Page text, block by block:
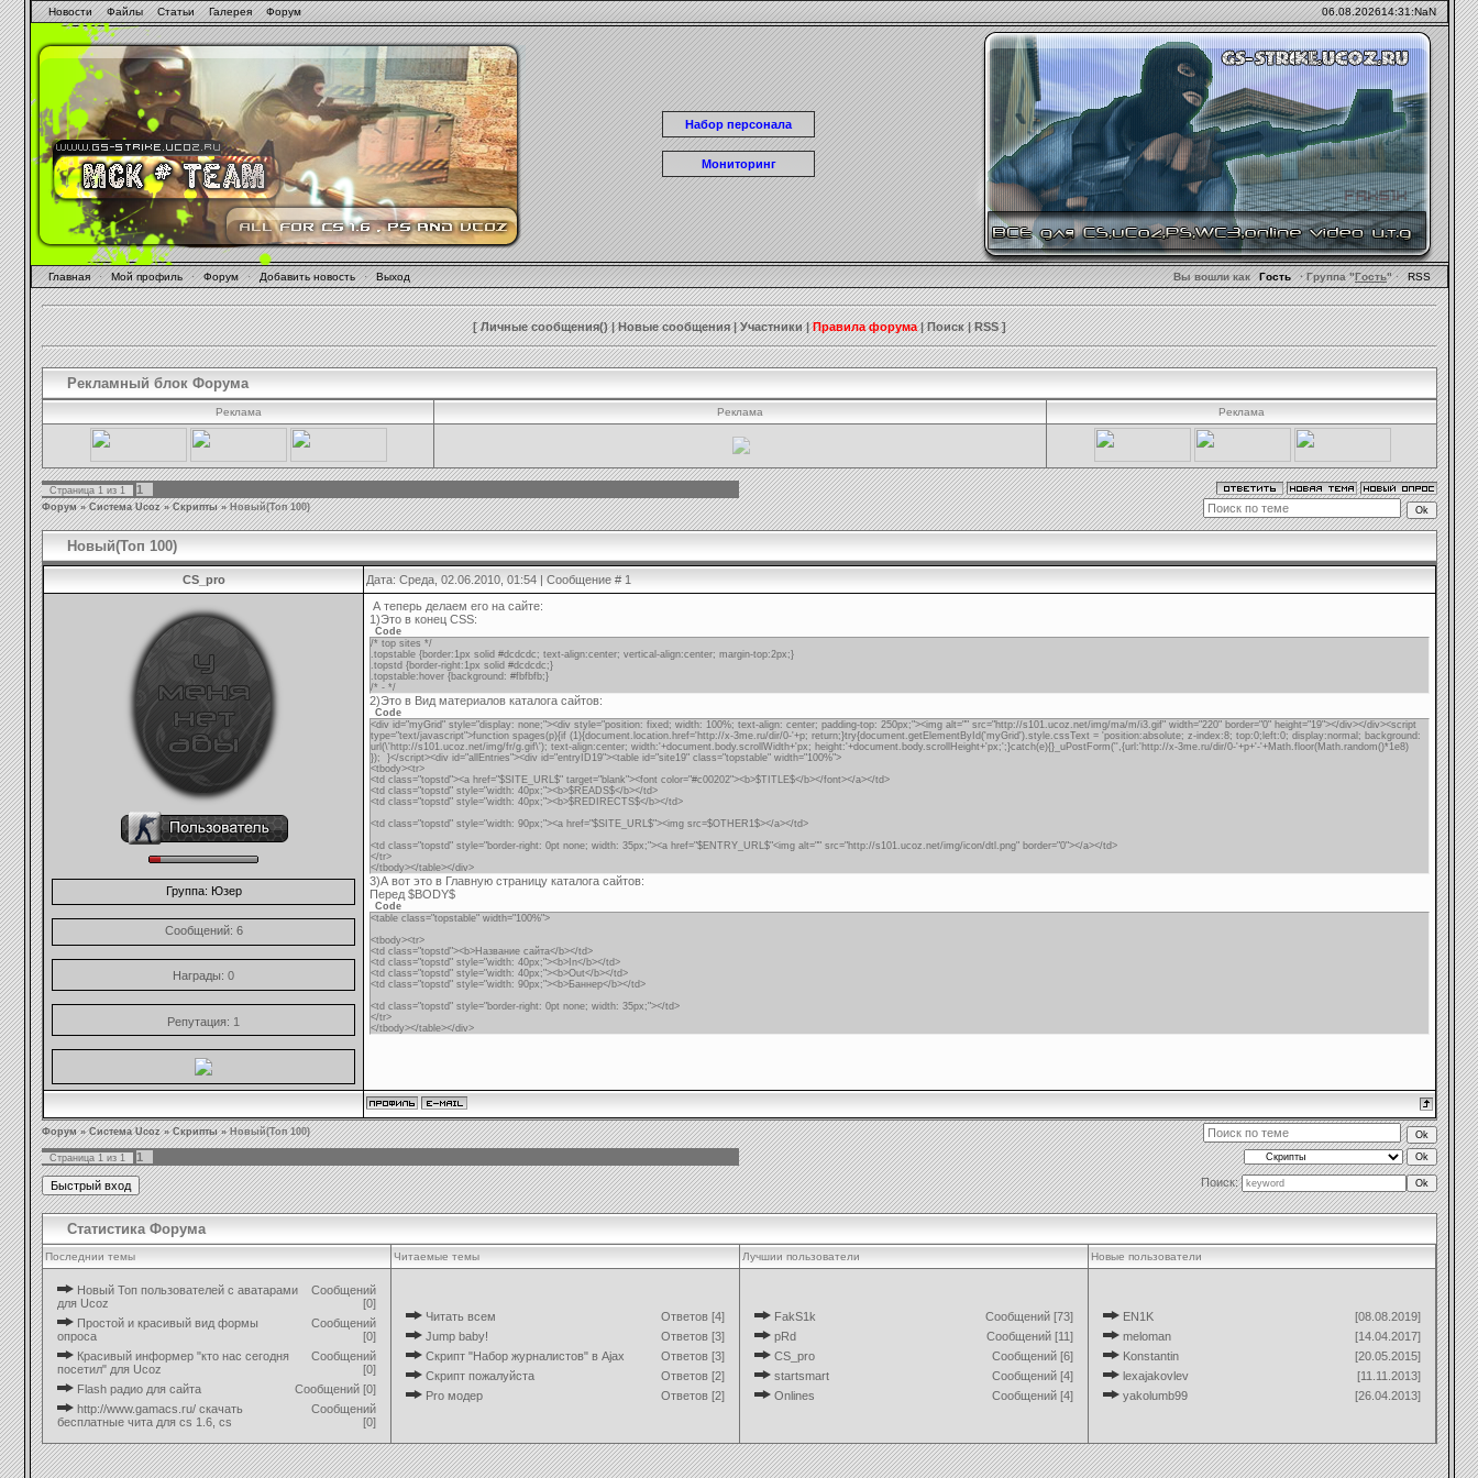
Новости Файлы Статьи Галерея Форум 06.08.202614:31:NaN
Набор персонала
Мониторинг
Главная · Мой профиль · Форум · Добавить новость · Выход Вы вошли как Гость · Группа "Гость"· RSS
[Личные сообщения()|Новые сообщения|Участники|Правила форума|Поиск|RSS]
Рекламный блок Форума
Реклама Реклама Реклама
Страница 1 из 1 1
Форум » Система Ucoz » Скрипты » Новый(Топ 100)
Новый(Топ 100)
CS_pro Дата: Среда, 02.06.2010, 01:54 | Сообщение # 1
Группа: Юзер
Сообщений: 6
Награды: 0
Репутация: 1
А теперь делаем его на сайте:
1)Это в конец CSS:
Code
/* top sites */
.topstable {border:1px solid #dcdcdc; text-align:center; vertical-align:center; margin-top:2px;}
.topstd {border-right:1px solid #dcdcdc;}
.topstable:hover {background: #fbfbfb;}
/* - */
2)Это в Вид материалов каталога сайтов:
Code
<div id="myGrid" style="display: none;"><div style="position: fixed; width: 100%; text-align: center; padding-top: 250px;"><img alt="" src="http://s101.ucoz.net/img/ma/m/i3.gif" width="220" border="0" height="19"></div></div><script
type="text/javascript">function spages(p){if (1){document.location.href='http://x-3me.ru/dir/0-'+p; return;}try{document.getElementById('myGrid').style.cssText = 'position:absolute; z-index:8; top:0;left:0; display:normal; background:
url(\'http://s101.ucoz.net/img/fr/g.gif\'); text-align:center; width:'+document.body.scrollWidth+'px; height:'+document.body.scrollHeight+'px;';}catch(e){}_uPostForm('',{url:'http://x-3me.ru/dir/0-'+p+'-'+Math.floor(Math.random()*1e8)
}); }</script><div id="allEntries"><div id="entryID19"><table id="site19" class="topstable" width="100%">
<tbody><tr>
<td class="topstd"><a href="$SITE_URL$" target="blank"><font color="#c00202"><b>$TITLE$</b></font></a></td>
<td class="topstd" style="width: 40px;"><b>$READS$</b></td>
<td class="topstd" style="width: 40px;"><b>$REDIRECTS$</b></td>
<td class="topstd" style="width: 90px;"><a href="$SITE_URL$"><img src=$OTHER1$></a></td>
<td class="topstd" style="border-right: 0pt none; width: 35px;"><a href="$ENTRY_URL$"<img alt="" src="http://s101.ucoz.net/img/icon/dtl.png" border="0"></a></td>
</tr>
</tbody></table></div>
3)А вот это в Главную страницу каталога сайтов:
Перед $BODY$
Code
<table class="topstable" width="100%">
<tbody><tr>
<td class="topstd"><b>Название сайта</b></td>
<td class="topstd" style="width: 40px;"><b>In</b></td>
<td class="topstd" style="width: 40px;"><b>Out</b></td>
<td class="topstd" style="width: 90px;"><b>Баннер</b></td>
<td class="topstd" style="border-right: 0pt none; width: 35px;"></td>
</tr>
</tbody></table></div>
Форум » Система Ucoz » Скрипты » Новый(Топ 100)
Страница 1 из 1
1
Поиск:
Статистика Форума
Последнии темы Читаемые темы Лучшии пользователи Новые пользователи
Новый Топ пользователей с аватарами
для Ucoz
Сообщений
[0]
Простой и красивый вид формы
опроса
Сообщений
[0]
Красивый информер "кто нас сегодня
посетил" для Ucoz
Сообщений
[0]
Flash радио для сайта
Сообщений [0]
http://www.gamacs.ru/ cкачать
бесплатные чита для cs 1.6, cs
Сообщений
[0]
Читать всем
Ответов [4]
Jump baby!
Ответов [3]
Скрипт "Набор журналистов" в Ajax
Ответов [3]
Скрипт пожалуйста
Ответов [2]
Pro модер
Ответов [2]
FakS1k
Сообщений [73]
pRd
Сообщений [11]
CS_pro
Сообщений [6]
startsmart
Сообщений [4]
Onlines
Сообщений [4]
EN1K
[08.08.2019]
meloman
[14.04.2017]
Konstantin
[20.05.2015]
lexajakovlev
[11.11.2013]
yakolumb99
[26.04.2013]